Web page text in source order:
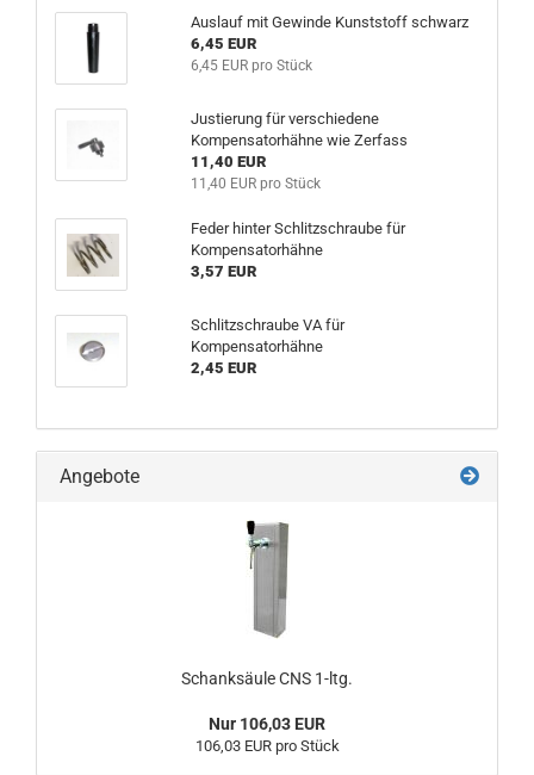
Auslauf mit Gewinde Kunststoff schwarz
6,45 EUR
6,45 EUR pro Stück
Justierung für verschiedene
Kompensatorhähne wie Zerfass
11,40 EUR
11,40 EUR pro Stück
Feder hinter Schlitzschraube für
Kompensatorhähne
3,57 EUR
Schlitzschraube VA für
Kompensatorhähne
2,45 EUR
Angebote
Schanksäule CNS 1-ltg.
Nur 106,03 EUR
106,03 EUR pro Stück